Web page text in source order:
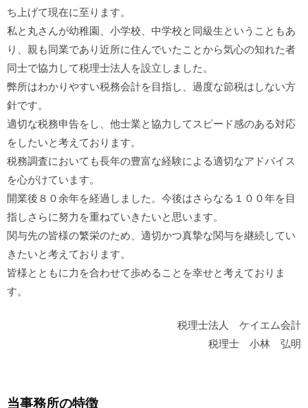
ち上げて現在に至ります。
私と丸さんが幼稚園、小学校、中学校と同級生ということもあ
り、親も同業であり近所に住んでいたことから気心の知れた者
同士で協力して税理士法人を設立しました。
弊所はわかりやすい税務会計を目指し、過度な節税はしない方
針です。
適切な税務申告をし、他士業と協力してスピード感のある対応
をしたいと考えております。
税務調査においても長年の豊富な経験による適切なアドバイス
を心がけています。
開業後８０余年を経過しました。今後はさらなる１００年を目
指しさらに努力を重ねていきたいと思います。
関与先の皆様の繁栄のため、適切かつ真摯な関与を継続してい
きたいと考えております。
皆様とともに力を合わせて歩めることを幸せと考えておりま
す。
税理士法人 ケイエム会計
税理士 小林 弘明
当事務所の特徴